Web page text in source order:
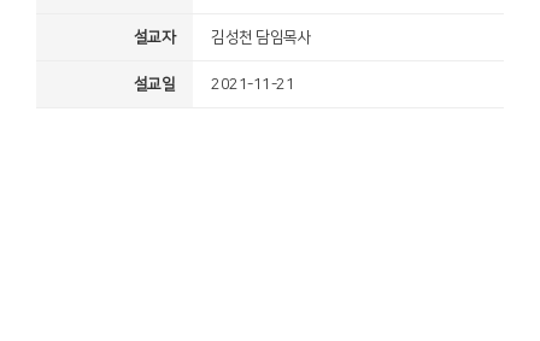
설교자 김성천 담임목사
설교일 2021-11-21